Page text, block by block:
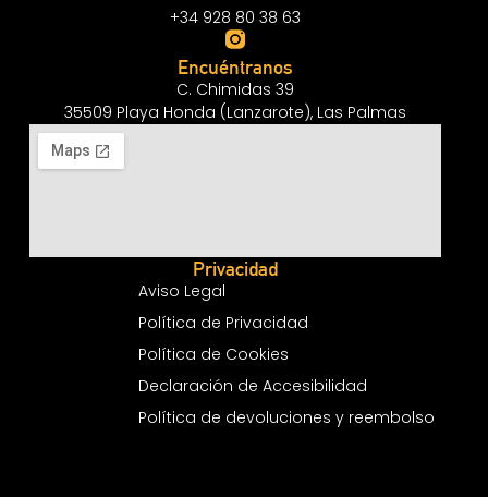
+34 928 80 38 63
Encuéntranos
C. Chimidas 39
35509 Playa Honda (Lanzarote), Las Palmas
Privacidad
Aviso Legal
Política de Privacidad
Política de Cookies
Declaración de Accesibilidad
Política de devoluciones y reembolso